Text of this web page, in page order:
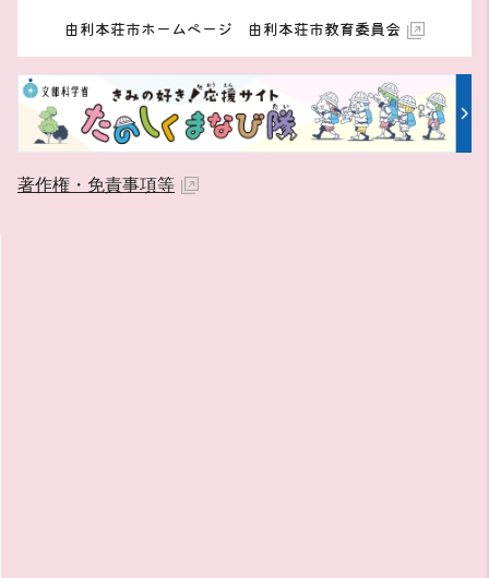
由利本荘市ホームページ 由利本荘市教育委員会
著作権・免責事項等